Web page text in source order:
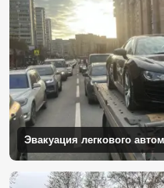
Эвакуация легкового